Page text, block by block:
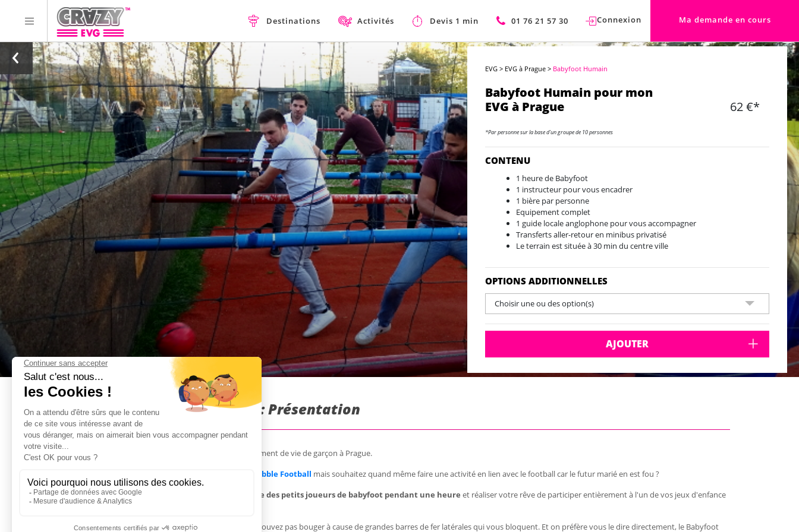
Destinations Activités Devis 1 min 01 76 21 57 30 Connexion Ma demande en cours
EVG > EVG à Prague > Babyfoot Humain
Babyfoot Humain pour mon
EVG à Prague
62 €*
*Par personne sur la base d'un groupe de 10 personnes
CONTENU
1 heure de Babyfoot
1 instructeur pour vous encadrer
1 bière par personne
Equipement complet
1 guide locale anglophone pour vous accompagner
Transferts aller-retour en minibus privatisé
Le terrain est située à 30 min du centre ville
OPTIONS ADDITIONNELLES
Choisir une ou des option(s)
AJOUTER
Babyfoot Humain à Prague : Présentation
Venez essayer le Babyfoot Humain pour votre enterrement de vie de garçon à Prague.
Bubble Football mais souhaitez quand même faire une activité en lien avec le football car le futur marié en est fou ?
Le Babyfoot Humain vous permet de
prendre la place des petits joueurs de babyfoot pendant une heure et réaliser votre rêve de participer entièrement à l'un de vos jeux d'enfance
préférés.
Tels les petits pions d'un Babyfoot standard, vous ne pouvez pas bouger à cause de grandes barres de fer latérales qui vous bloquent. Et on préfère vous le dire directement, le Babyfoot